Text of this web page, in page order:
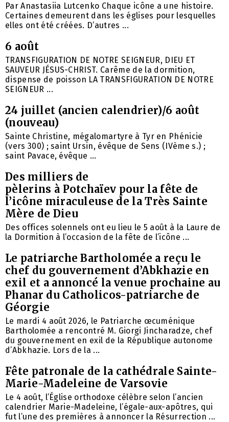
Par Anastasiia Lutcenko Chaque icône a une histoire.
Certaines demeurent dans les églises pour lesquelles
elles ont été créées. D’autres ...
6 août
TRANSFIGURATION DE NOTRE SEIGNEUR, DIEU ET
SAUVEUR JÉSUS-CHRIST. Carême de la dormition,
dispense de poisson LA TRANSFIGURATION DE NOTRE
SEIGNEUR ...
24 juillet (ancien calendrier)/6 août
(nouveau)
Sainte Christine, mégalomartyre à Tyr en Phénicie
(vers 300) ; saint Ursin, évêque de Sens (IVème s.) ;
saint Pavace, évêque ...
Des milliers de
pèlerins à Potchaïev pour la fête de
l’icône miraculeuse de la Très Sainte
Mère de Dieu
Des offices solennels ont eu lieu le 5 août à la Laure de
la Dormition à l’occasion de la fête de l’icône ...
Le patriarche Bartholomée a reçu le
chef du gouvernement d’Abkhazie en
exil et a annoncé la venue prochaine au
Phanar du Catholicos-patriarche de
Géorgie
Le mardi 4 août 2026, le Patriarche œcuménique
Bartholomée a rencontré M. Giorgi Jincharadze, chef
du gouvernement en exil de la République autonome
d’Abkhazie. Lors de la ...
Fête patronale de la cathédrale Sainte-
Marie-Madeleine de Varsovie
Le 4 août, l’Église orthodoxe célèbre selon l’ancien
calendrier Marie-Madeleine, l’égale-aux-apôtres, qui
fut l’une des premières à annoncer la Résurrection ...